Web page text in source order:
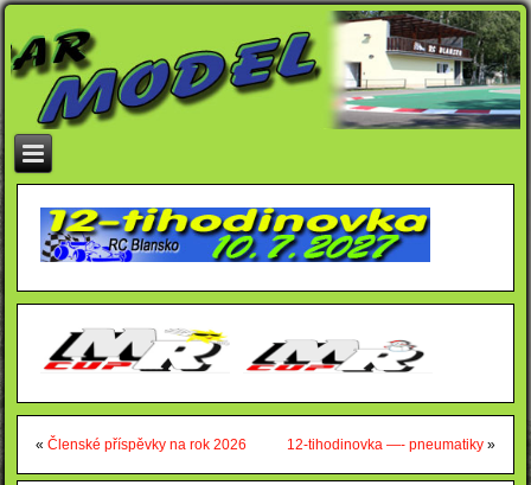
«Členské příspěvky na rok 2026 12-tihodinovka —- pneumatiky»